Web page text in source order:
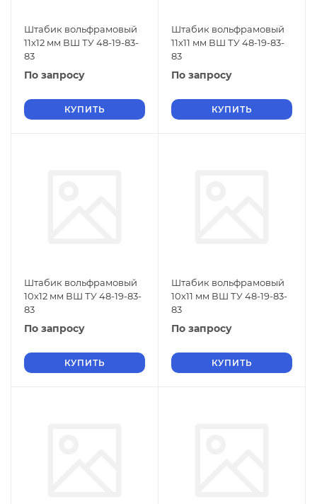
Штабик вольфрамовый
11х12 мм ВШ ТУ 48-19-83-
83
По запросу
КУПИТЬ
Штабик вольфрамовый
11х11 мм ВШ ТУ 48-19-83-
83
По запросу
КУПИТЬ
Штабик вольфрамовый
10х12 мм ВШ ТУ 48-19-83-
83
По запросу
КУПИТЬ
Штабик вольфрамовый
10х11 мм ВШ ТУ 48-19-83-
83
По запросу
КУПИТЬ